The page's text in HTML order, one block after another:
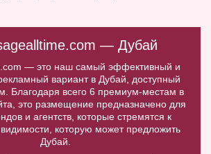
— Дубай
— это наш самый эффективный и
вариант в Дубай, доступный
Благодаря всего 6 премиум-местам в
это размещение предназначено для
и агентств, которые стремятся к
которую может предложить
Дубай.